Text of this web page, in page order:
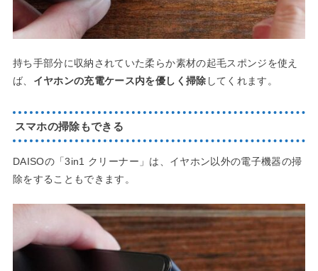
持ち手部分に収納されていた柔らか素材の起毛スポンジを使え
ば、 イヤホンの充電ケース内を優しく掃除 してくれます。
スマホの掃除もできる
DAISOの「3in1 クリーナー」は、イヤホン以外の電子機器の掃
除をすることもできます。